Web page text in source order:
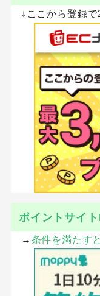
↓ここから登録で
ポイントサイ
→ 条件を満たす